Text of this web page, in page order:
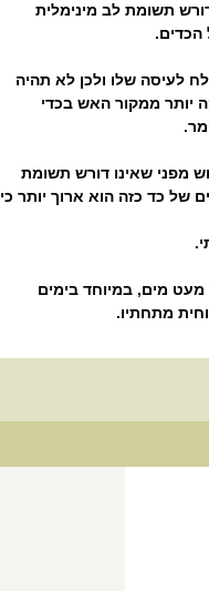
תשומת לב מינימלית
לעיסה שלו ולכן לא תהיה
יותר ממקור האש בכדי
מפני שאינו דורש תשומת
של כד כזה הוא ארוך יותר כי
מעט מים, במיוחד בימים
מתחתיו.